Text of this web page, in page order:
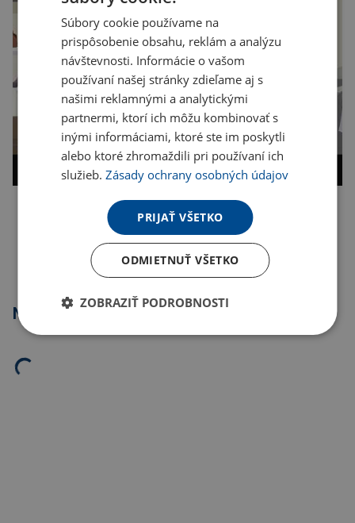
Kopírovať odkaz
Najpredávanejšie
Súbory cookie používame na
prispôsobenie obsahu, reklám a analýzu
návštevnosti. Informácie o vašom
používaní našej stránky zdieľame aj s
našimi reklamnými a analytickými
partnermi, ktorí ich môžu kombinovať s
inými informáciami, ktoré ste im poskytli
alebo ktoré zhromaždili pri používaní ich
služieb.Zásady ochrany osobných údajov
PRIJAŤ VŠETKO
ODMIETNUŤ VŠETKO
ZOBRAZIŤ PODROBNOSTI